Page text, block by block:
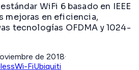
WiFi 6 basado en IEEE
mejoras en eficiencia,
tecnologías OFDMA y 1024-
de 2018·
Wi-FiUbiquiti